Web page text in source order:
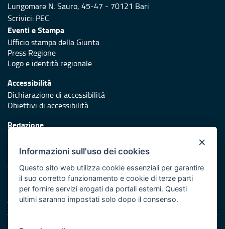
Lungomare N. Sauro, 45-47 - 70121 Bari
Scrivici: PEC
Eventi e Stampa
Ufficio stampa della Giunta
Press Regione
Logo e identità regionale
Accessibilità
Dichiarazione di accessibilità
Obiettivi di accessibilità
Redazione
Protezione civile
Vai al sito di Protezione Civile Puglia
Iniziativa finanziata con risorse del POR Puglia 2014/2020 -
Asse XI
×
Informazioni sull'uso dei cookies
Questo sito web utilizza cookie essenziali per garantire
il suo corretto funzionamento e cookie di terze parti
per fornire servizi erogati da portali esterni. Questi
ultimi saranno impostati solo dopo il consenso.